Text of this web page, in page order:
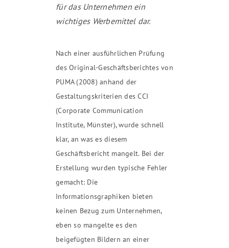
für das Unternehmen ein
wichtiges Werbemittel dar.
Nach einer ausführlichen Prüfung
des Original-Geschäftsberichtes von
PUMA (2008) anhand der
Gestaltungskriterien des CCI
(Corporate Communication
Institute, Münster), wurde schnell
klar, an was es diesem
Geschäftsbericht mangelt. Bei der
Erstellung wurden typische Fehler
gemacht: Die
Informationsgraphiken bieten
keinen Bezug zum Unternehmen,
eben so mangelte es den
beigefügten Bildern an einer